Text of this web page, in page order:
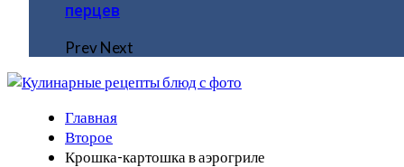
перцев
PrevNext
Главная
Второе
Крошка-картошка в аэрогриле